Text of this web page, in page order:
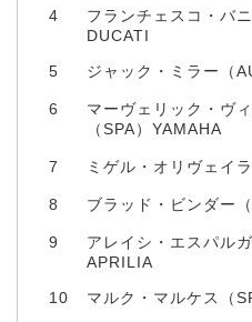
4
フランチェスコ・バ
DUCATI
5 ジャック・ミラー（
6
マーヴェリック・ヴ
（SPA）YAMAHA
7 ミゲル・オリヴェイ
8 ブラッド・ビンダー
9
アレイシ・エスパルガ
APRILIA
10 マルク・マルケス（